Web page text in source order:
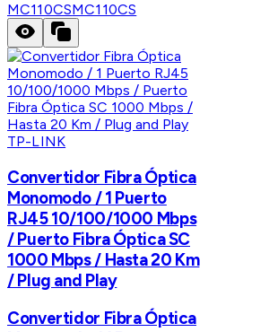
MC110CSMC110CS
TP-LINK
Convertidor Fibra Óptica
Monomodo / 1 Puerto
RJ45 10/100/1000 Mbps
/ Puerto Fibra Óptica SC
1000 Mbps / Hasta 20 Km
/ Plug and Play
Convertidor Fibra Óptica